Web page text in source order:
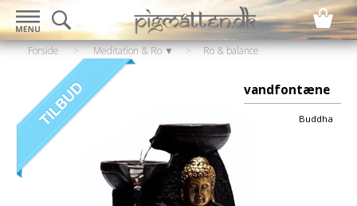
Forside > Meditation & Ro ▼ >
Ro & balance
Mindfulness / Afslapning
vandfontæne
Buddha